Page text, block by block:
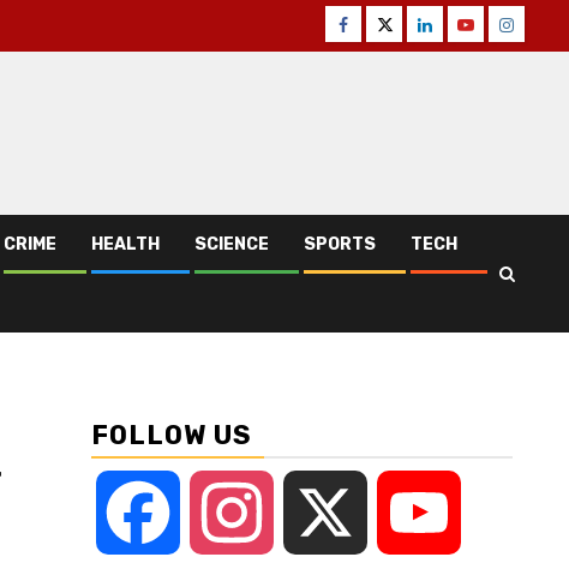
Facebook
TwitterLinkedinYoutube
CRIME HEALTH SCIENCE SPORTS TECH
FOLLOW US
Facebook Instagram